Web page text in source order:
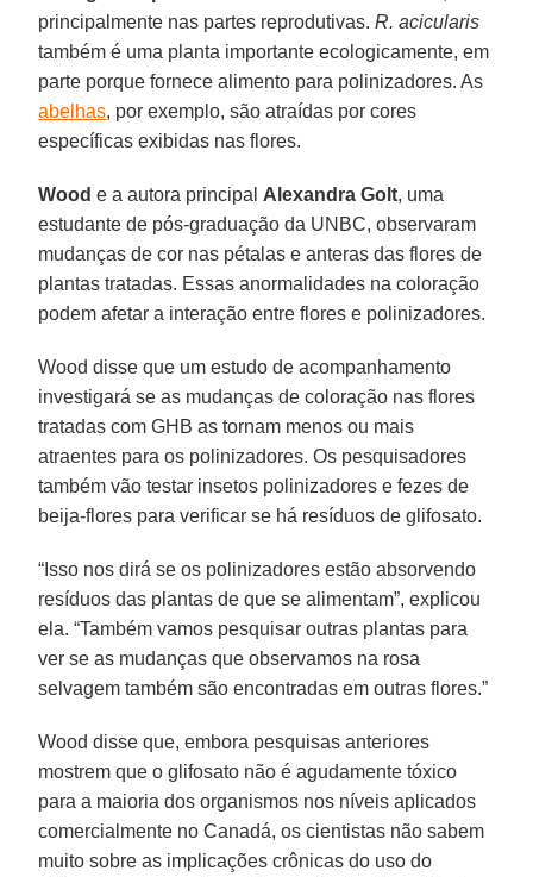
principalmente nas partes reprodutivas.R. acicularis
também é uma planta importante ecologicamente, em
parte porque fornece alimento para polinizadores. As
abelhas, por exemplo, são atraídas por cores
específicas exibidas nas flores.
Wood e a autora principal Alexandra Golt, uma
estudante de pós-graduação da UNBC, observaram
mudanças de cor nas pétalas e anteras das flores de
plantas tratadas. Essas anormalidades na coloração
podem afetar a interação entre flores e polinizadores.
Wood disse que um estudo de acompanhamento
investigará se as mudanças de coloração nas flores
tratadas com GHB as tornam menos ou mais
atraentes para os polinizadores. Os pesquisadores
também vão testar insetos polinizadores e fezes de
beija-flores para verificar se há resíduos de glifosato.
“Isso nos dirá se os polinizadores estão absorvendo
resíduos das plantas de que se alimentam”, explicou
ela. “Também vamos pesquisar outras plantas para
ver se as mudanças que observamos na rosa
selvagem também são encontradas em outras flores.”
Wood disse que, embora pesquisas anteriores
mostrem que o glifosato não é agudamente tóxico
para a maioria dos organismos nos níveis aplicados
comercialmente no Canadá, os cientistas não sabem
muito sobre as implicações crônicas do uso do